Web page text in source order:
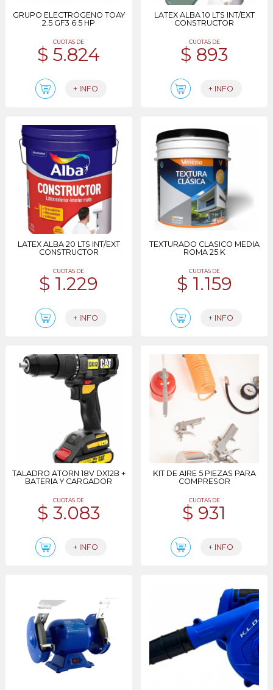
GRUPO ELECTROGENO TOAY
2.5 GF3 6.5 HP
CUOTAS DE
$ 5.824
+ INFO
LATEX ALBA 10 LTS INT/EXT
CONSTRUCTOR
CUOTAS DE
$ 893
+ INFO
LATEX ALBA 20 LTS INT/EXT
CONSTRUCTOR
CUOTAS DE
$ 1.229
+ INFO
TEXTURADO CLASICO MEDIA
ROMA 25 K
CUOTAS DE
$ 1.159
+ INFO
TALADRO ATORN 18V DX12B +
BATERIA Y CARGADOR
CUOTAS DE
$ 3.083
+ INFO
KIT DE AIRE 5 PIEZAS PARA
COMPRESOR
CUOTAS DE
$ 931
+ INFO